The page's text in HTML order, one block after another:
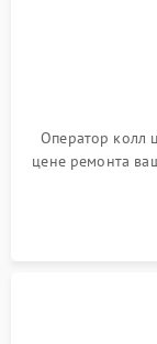
Оператор колл
цене ремонта